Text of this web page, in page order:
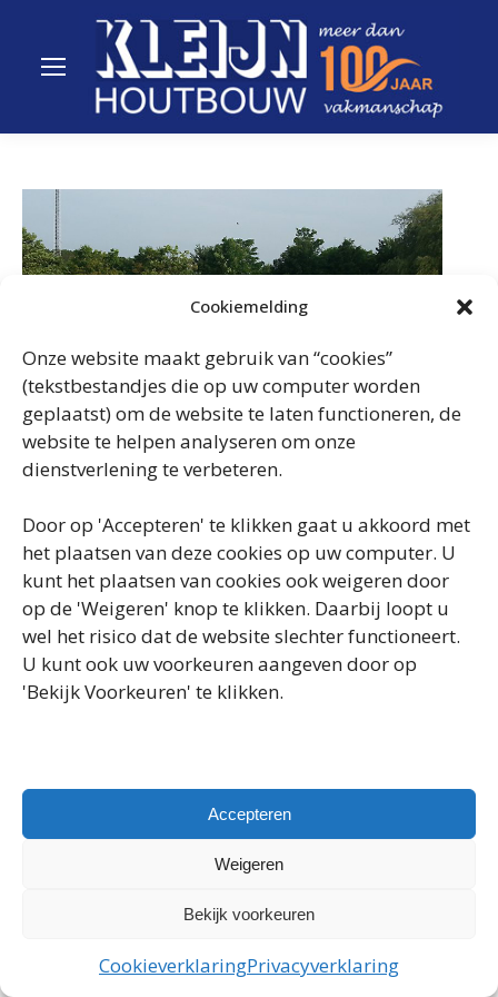
Cookiemelding
Onze website maakt gebruik van “cookies”
(tekstbestandjes die op uw computer worden
geplaatst) om de website te laten functioneren, de
website te helpen analyseren om onze
dienstverlening te verbeteren.
Door op 'Accepteren' te klikken gaat u akkoord met
het plaatsen van deze cookies op uw computer. U
kunt het plaatsen van cookies ook weigeren door
op de 'Weigeren' knop te klikken. Daarbij loopt u
wel het risico dat de website slechter functioneert.
U kunt ook uw voorkeuren aangeven door op
'Bekijk Voorkeuren' te klikken.
Accepteren
Weigeren
Bekijk voorkeuren
CookieverklaringPrivacyverklaring
Copyright 2025 Kleijn Houtbouw | Website:Webbureau
Marcel Binken